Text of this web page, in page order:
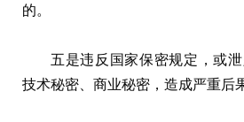
的。
五是违反国家保密规定，或
技术秘密、商业秘密，造成严重后